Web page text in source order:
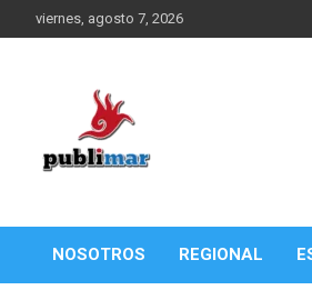
al
viernes, agosto 7, 2026
PubliMar
NOSOTROS REGIONAL